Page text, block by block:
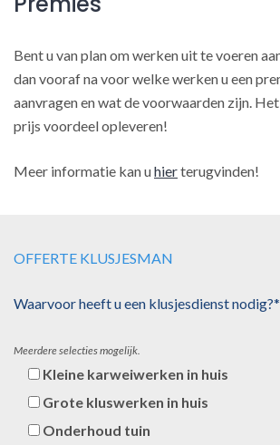
Bent u van plan om werken uit te voeren
dan vooraf na voor welke werken u een
aanvragen en wat de voorwaarden zijn.
prijs voordeel opleveren!
Meer informatie kan uhierterugvinden!
OFFERTE KLUSJESMAN
Waarvoor heeft u een klusjesdienst nodig?*
Meerdere selecties mogelijk.
Kleine karweiwerken in huis
Grote kluswerken in huis
Onderhoud tuin